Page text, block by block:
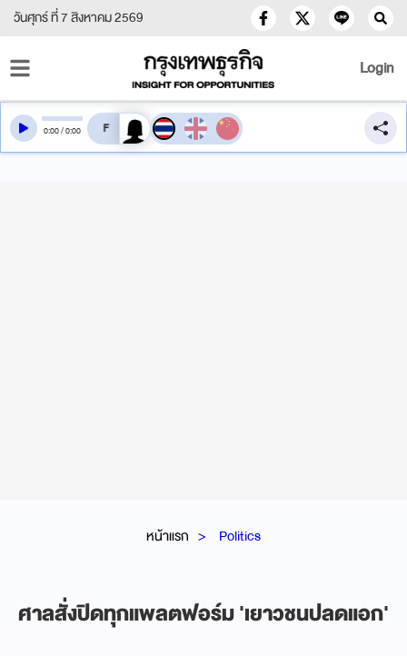
วันศุกร์ ที่ 7 สิงหาคม 2569
Login
หน้าแรก Politics
ศาลสั่งปิดทุกแพลตฟอร์ม 'เยาวชนปลดแอก'
0:00/0:00 สลับเสียงอ่าน